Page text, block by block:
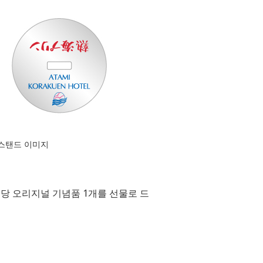
탠드 이미지
오리지널 기념품 1개를 선물로 드